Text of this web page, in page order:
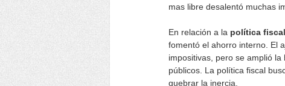
mas libre desalentó muchas
En relación a la política fiscal
fomentó el ahorro interno. El
impositivas, pero se amplió
públicos. La política fiscal
quebrar la inercia.